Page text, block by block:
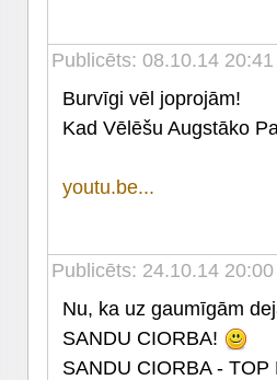
Publicēts: 08.10.14 20:41
Burvīgi vēl joprojām!
Kad Vēlēšu Augstāko
youtu.be...
Publicēts: 24.10.14 20:00
Nu, ka uz gaumīgām
SANDU CIORBA!
SANDU CIORBA -